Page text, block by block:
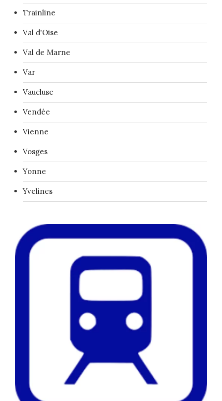
Trainline
Val d'Oise
Val de Marne
Var
Vaucluse
Vendée
Vienne
Vosges
Yonne
Yvelines